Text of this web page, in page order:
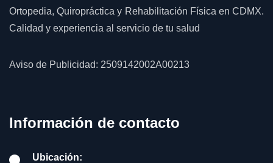
Ortopedia, Quiropráctica y Rehabilitación Física en CDMX.
Calidad y experiencia al servicio de tu salud
Aviso de Publicidad: 2509142002A00213
Información de contacto
Ubicación: